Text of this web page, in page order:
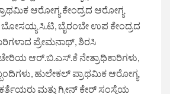
ಆರೋಗ್ಯ ಕೇಂದ್ರದ ಆರೋಗ್ಯ
ಬೋಸಯ್ಯ ಸಿ.ಟಿ, ಬೈರಂಬೇ ಉಪ ಕೇಂದ್ರದ
ಪ್ರೇಮನಾಥ್, ಶಿರಸಿ
ಆರ್.ಬಿ.ಎಸ್.ಕೆ ನೇತ್ರಾಧಿಕಾರಿಗಳು,
ಹುಲೇಕಲ್ ಪ್ರಾಥಮಿಕ ಆರೋಗ್ಯ
ಮತ್ತು ಗ್ರೀನ್ ಕೇರ್ ಸಂಸ್ಥೆಯ